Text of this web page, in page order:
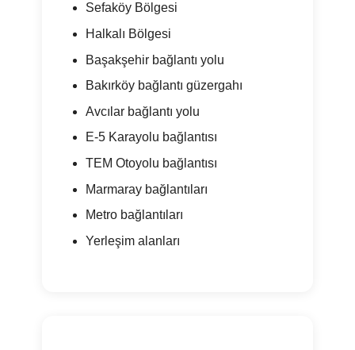
Sefaköy Bölgesi
Halkalı Bölgesi
Başakşehir bağlantı yolu
Bakırköy bağlantı güzergahı
Avcılar bağlantı yolu
E-5 Karayolu bağlantısı
TEM Otoyolu bağlantısı
Marmaray bağlantıları
Metro bağlantıları
Yerleşim alanları